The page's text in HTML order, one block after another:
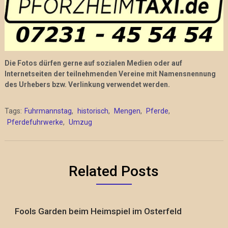
Die Fotos dürfen gerne auf sozialen Medien oder auf
Internetseiten der teilnehmenden Vereine mit Namensnennung
des Urhebers bzw. Verlinkung verwendet werden.
Tags: Fuhrmannstag, historisch, Mengen, Pferde,
Pferdefuhrwerke, Umzug
Related Posts
Fools Garden beim Heimspiel im Osterfeld